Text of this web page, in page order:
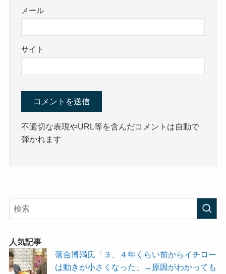
メール
サイト
不適切な表現やURL等を含んだコメントは自動で
弾かれます
人気記事
落合博満氏「３、４年くらい前からイチロー
は動きが小さくなった」→原因がわかっても